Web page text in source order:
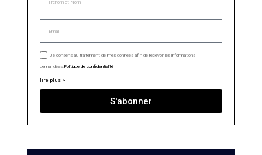
Je consens au traitement de mes données afin de recevoir les informations
demandées.Politique de confidentialité
lire plus >
S'abonner